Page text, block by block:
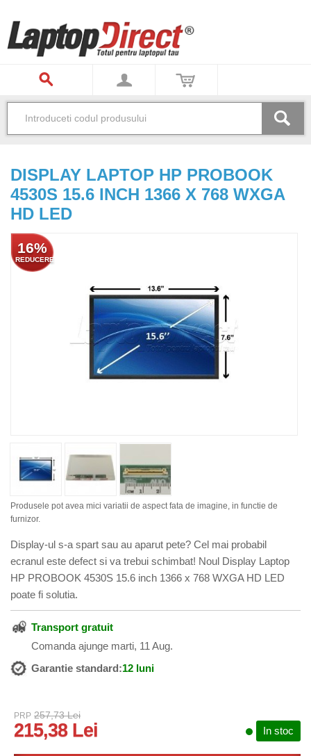
DISPLAY LAPTOP HP PROBOOK
4530S 15.6 INCH 1366 X 768 WXGA
HD LED
16%
REDUCERE
Produsele pot avea mici variatii de aspect fata de imagine, in functie de
furnizor.
Display-ul s-a spart sau au aparut pete? Cel mai probabil
ecranul este defect si va trebui schimbat! Noul Display Laptop
HP PROBOOK 4530S 15.6 inch 1366 x 768 WXGA HD LED
poate fi solutia.
Transport gratuit
Comanda ajunge marti, 11 Aug.
Garantie standard:12 luni
PRP 257,73 Lei
215,38 Lei In stoc